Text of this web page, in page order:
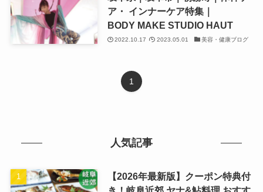
ア・ インナーケア特集｜
BODY MAKE STUDIO HAUT
2022.10.17 2023.05.01 美容・健康ブログ
1
人気記事
【2026年最新版】クーポン特典付